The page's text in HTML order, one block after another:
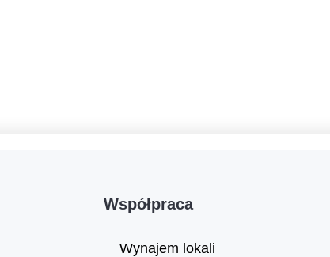
Współpraca
Wynajem lokali